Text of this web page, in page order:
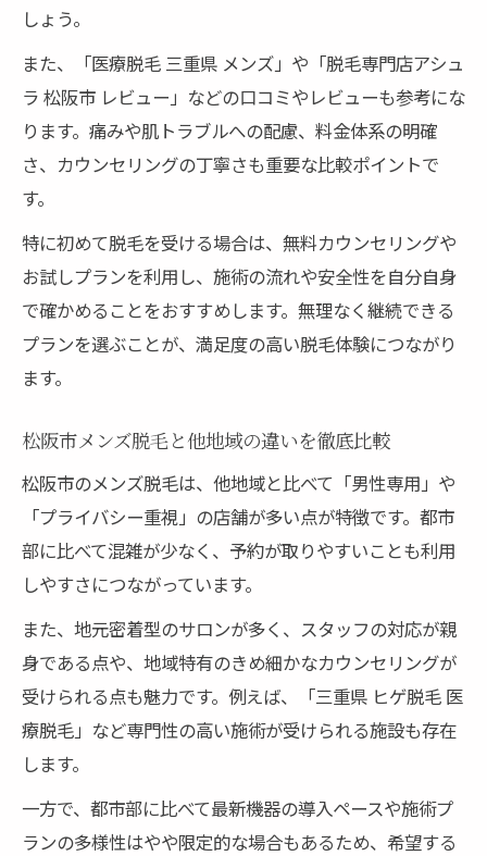
しょう。
また、「医療脱毛 三重県 メンズ」や「脱毛専門店アシュ
ラ 松阪市 レビュー」などの口コミやレビューも参考にな
ります。痛みや肌トラブルへの配慮、料金体系の明確
さ、カウンセリングの丁寧さも重要な比較ポイントで
す。
特に初めて脱毛を受ける場合は、無料カウンセリングや
お試しプランを利用し、施術の流れや安全性を自分自身
で確かめることをおすすめします。無理なく継続できる
プランを選ぶことが、満足度の高い脱毛体験につながり
ます。
松阪市メンズ脱毛と他地域の違いを徹底比較
松阪市のメンズ脱毛は、他地域と比べて「男性専用」や
「プライバシー重視」の店舗が多い点が特徴です。都市
部に比べて混雑が少なく、予約が取りやすいことも利用
しやすさにつながっています。
また、地元密着型のサロンが多く、スタッフの対応が親
身である点や、地域特有のきめ細かなカウンセリングが
受けられる点も魅力です。例えば、「三重県 ヒゲ脱毛 医
療脱毛」など専門性の高い施術が受けられる施設も存在
します。
一方で、都市部に比べて最新機器の導入ペースや施術プ
ランの多様性はやや限定的な場合もあるため、希望する